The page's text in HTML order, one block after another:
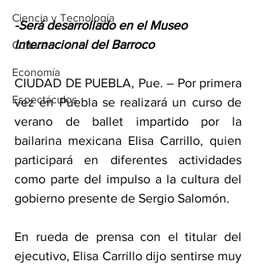
Ciencia y Tecnología
Cultura
Economía
Espectáculos
-Será desarrollado en el Museo
Internacional del Barroco
CIUDAD DE PUEBLA, Pue. – Por primera
vez en Puebla se realizará un curso de
verano de ballet impartido por la
bailarina mexicana Elisa Carrillo, quien
participará en diferentes actividades
como parte del impulso a la cultura del
gobierno presente de Sergio Salomón.
En rueda de prensa con el titular del
ejecutivo, Elisa Carrillo dijo sentirse muy